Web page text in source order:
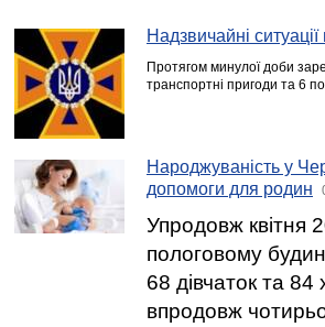
Надзвичайні
Протягом минулої доби
транспортні пригоди та 6
Народжуваність у
допомоги для родин
Упродовж квітня
пологовому
68 дівчаток та 84
впродовж